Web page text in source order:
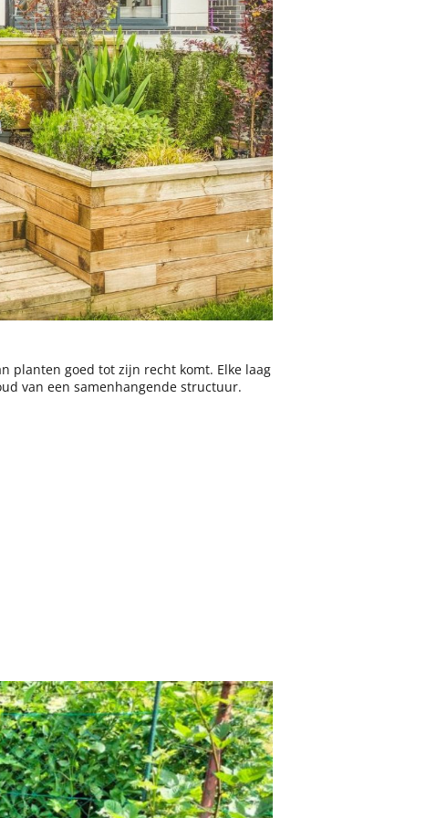
planten goed tot zijn recht komt. Elke laag
van een samenhangende structuur.